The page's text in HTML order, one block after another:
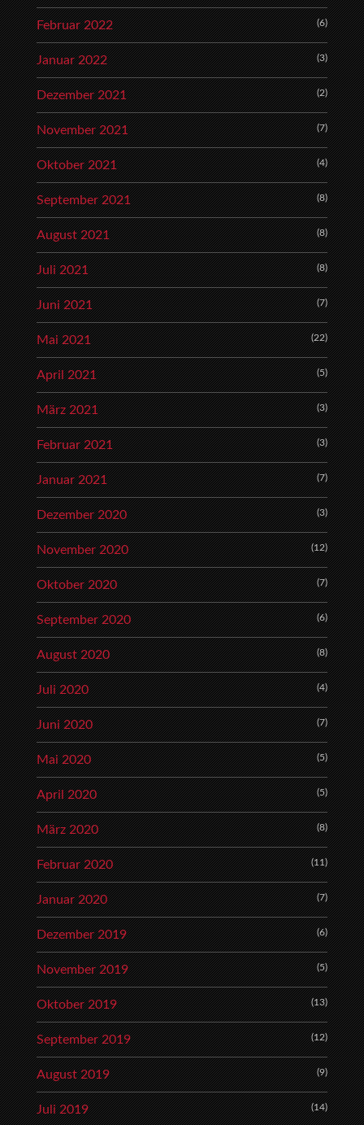
Februar 2022 (6)
Januar 2022 (3)
Dezember 2021 (2)
November 2021 (7)
Oktober 2021 (4)
September 2021 (8)
August 2021 (8)
Juli 2021 (8)
Juni 2021 (7)
Mai 2021 (22)
April 2021 (5)
März 2021 (3)
Februar 2021 (3)
Januar 2021 (7)
Dezember 2020 (3)
November 2020 (12)
Oktober 2020 (7)
September 2020 (6)
August 2020 (8)
Juli 2020 (4)
Juni 2020 (7)
Mai 2020 (5)
April 2020 (5)
März 2020 (8)
Februar 2020 (11)
Januar 2020 (7)
Dezember 2019 (6)
November 2019 (5)
Oktober 2019 (13)
September 2019 (12)
August 2019 (9)
Juli 2019 (14)